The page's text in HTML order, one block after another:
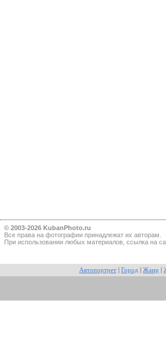
© 2003-2026 KubanPhoto.ru
Все прaва на фотографии принадлежат их авторам.
При использовании любых материалов, ссылка на
Автопортрет Город Жанр